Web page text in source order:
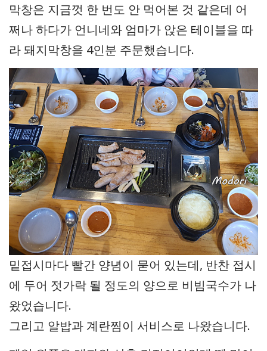
막창은 지금껏 한 번도 안 먹어본 것 같은데 어
쩌나 하다가 언니네와 엄마가 앉은 테이블을 따
라 돼지막창을 4인분 주문했습니다.
밑접시마다 빨간 양념이 묻어 있는데, 반찬 접시
에 두어 젓가락 될 정도의 양으로 비빔국수가 나
왔었습니다.
그리고 알밥과 계란찜이 서비스로 나왔습니다.